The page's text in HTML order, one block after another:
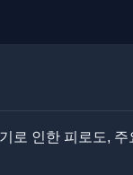
로 인한 피로도,